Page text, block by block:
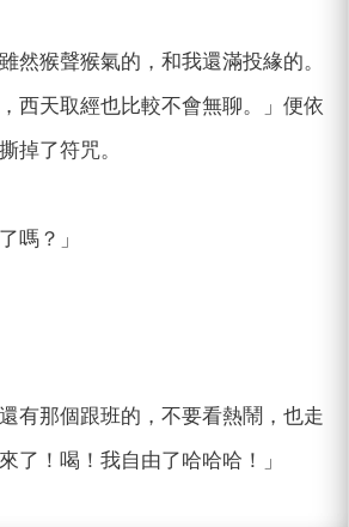
然猴聲猴氣的，和我還滿投緣的。
西天取經也比較不會無聊。」便依
掉了符咒。
嗎？」
有那個跟班的，不要看熱鬧，也走
了！喝！我自由了哈哈哈！」